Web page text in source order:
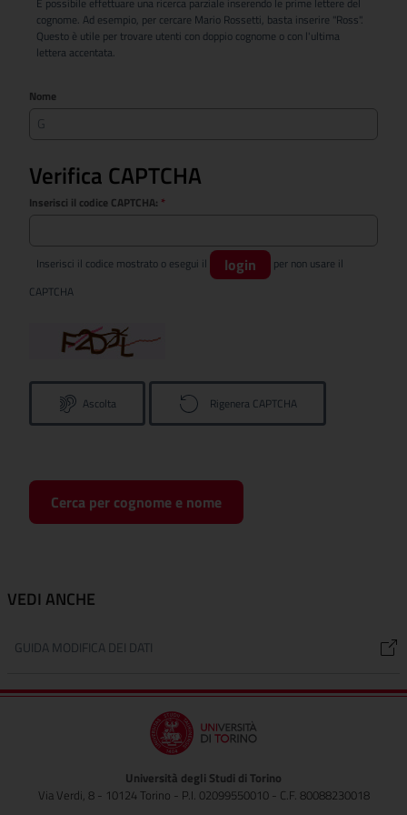
È possibile effettuare una ricerca parziale inserendo le prime lettere del
cognome. Ad esempio, per cercare Mario Rossetti, basta inserire "Ross".
Questo è utile per trovare utenti con doppio cognome o con l'ultima
lettera accentata.
Nome
Verifica CAPTCHA
Inserisci il codice CAPTCHA: *
Inserisci il codice mostrato o esegui il login
per non usare il
CAPTCHA
Ascolta Rigenera CAPTCHA
Cerca per cognome e nome
VEDI ANCHE
GUIDA MODIFICA DEI DATI
Università degli Studi di Torino
Via Verdi, 8 - 10124 Torino - P.I. 02099550010 - C.F. 80088230018